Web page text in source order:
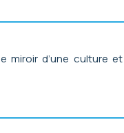
miroir d’une culture